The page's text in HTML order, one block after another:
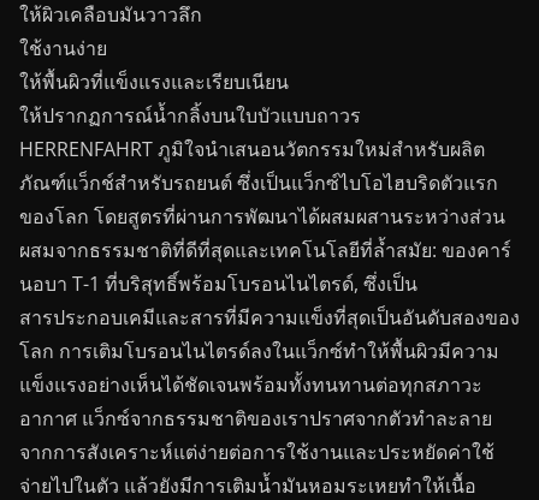
ให้ผิวเคลือบมันวาวลึก
ใช้งานง่าย
ให้พื้นผิวที่แข็งแรงและเรียบเนียน
ให้ปรากฏการณ์น้ำกลิ้งบนใบบัวแบบถาวร
HERRENFAHRT ภูมิใจนำเสนอนวัตกรรมใหม่สำหรับผลิต
ภัณฑ์แว็กช์สำหรับรถยนต์ ซึ่งเป็นแว็กซ์ไบโอไฮบริดตัวแรก
ของโลก โดยสูตรที่ผ่านการพัฒนาได้ผสมผสานระหว่างส่วน
ผสมจากธรรมชาติที่ดีที่สุดและเทคโนโลยีที่ล้ำสมัย: ของคาร์
นอบา T-1 ที่บริสุทธิ์พร้อมโบรอนไนไตรด์, ซึ่งเป็น
สารประกอบเคมีและสารที่มีความแข็งที่สุดเป็นอันดับสองของ
โลก การเติมโบรอนไนไตรด์ลงในแว็กซ์ทำให้พื้นผิวมีความ
แข็งแรงอย่างเห็นได้ชัดเจนพร้อมทั้งทนทานต่อทุกสภาวะ
อากาศ แว็กซ์จากธรรมชาติของเราปราศจากตัวทำละลาย
จากการสังเคราะห์แต่ง่ายต่อการใช้งานและประหยัดค่าใช้
จ่ายไปในตัว แล้วยังมีการเติมน้ำมันหอมระเหยทำให้เนื้อ